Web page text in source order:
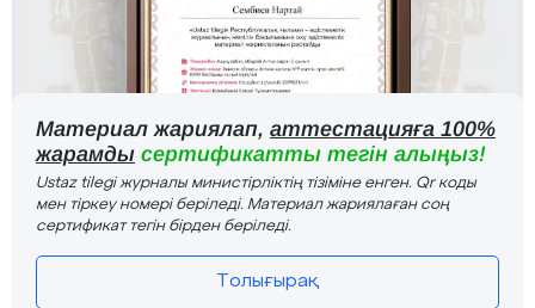
Материал жариялап, аттестацияға 100%
жарамды сертификатты тегін алыңыз!
Ustaz tilegi журналы министірліктің тізіміне енген. Qr коды
мен тіркеу номері беріледі. Материал жариялаған соң
сертификат тегін бірден беріледі.
Толығырақ